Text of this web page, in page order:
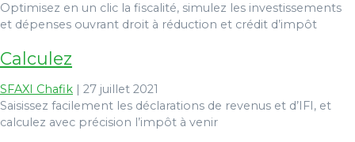
Optimisez en un clic la fiscalité, simulez les investissements
et dépenses ouvrant droit à réduction et crédit d’impôt
Calculez
SFAXI Chafik | 27 juillet 2021
Saisissez facilement les déclarations de revenus et d’IFI, et
calculez avec précision l’impôt à venir